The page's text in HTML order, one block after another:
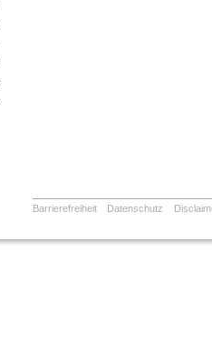
Barrierefreiheit Datenschutz